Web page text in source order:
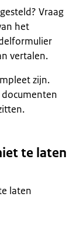
Vraag
het
vertalen.
zijn.
te laten
laten